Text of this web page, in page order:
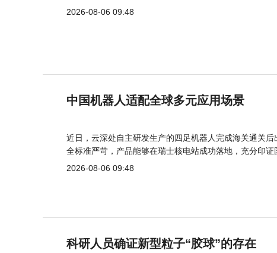
2026-08-06 09:48
中国机器人适配全球多元应用场景
近日，云深处自主研发生产的四足机器人完成海关通关
全标准严苛，产品能够在瑞士核电站成功落地，充分印
2026-08-06 09:48
科研人员确证新型粒子“胶球”的存在